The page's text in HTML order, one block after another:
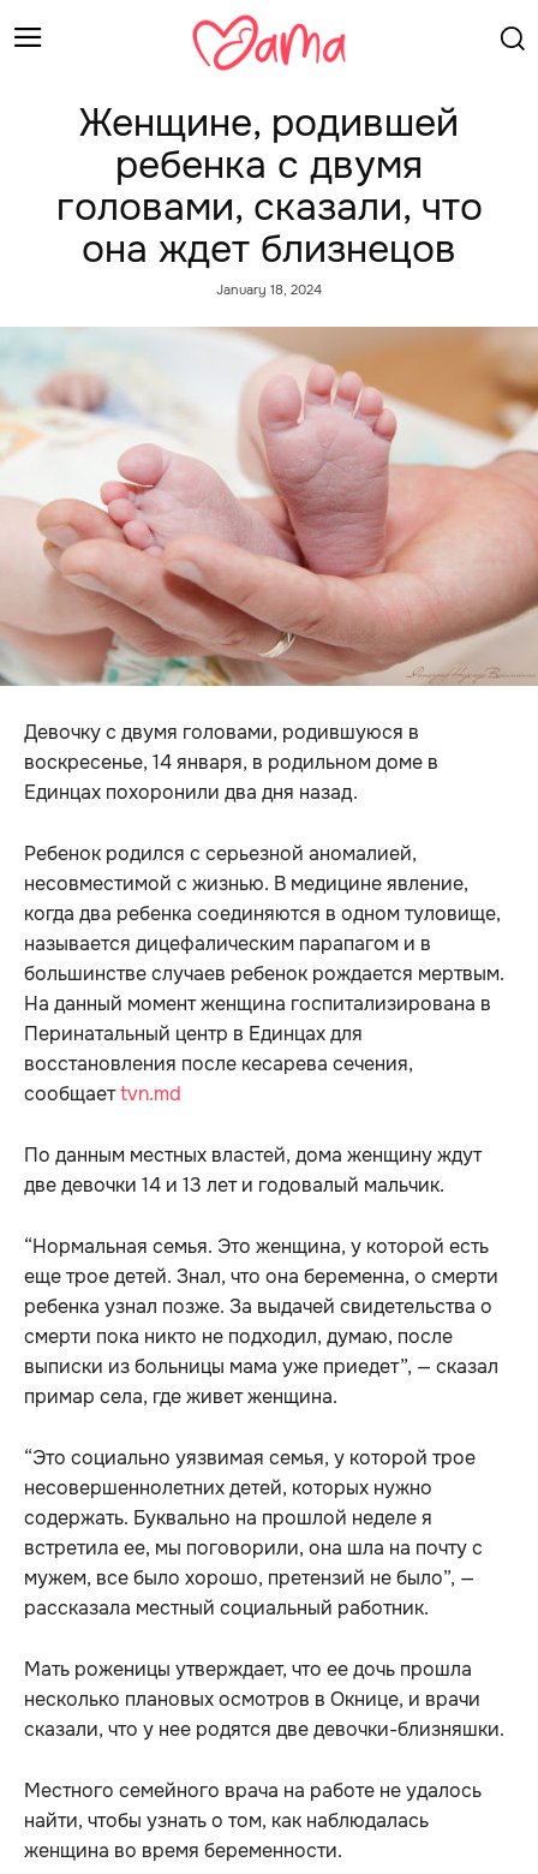
Женщине, родившей
ребенка с двумя
головами, сказали, что
она ждет близнецов
January 18, 2024
Девочку с двумя головами, родившуюся в
воскресенье, 14 января, в родильном доме в
Единцах похоронили два дня назад.
Ребенок родился с серьезной аномалией,
несовместимой с жизнью. В медицине явление,
когда два ребенка соединяются в одном туловище,
называется дицефалическим парапагом и в
большинстве случаев ребенок рождается мертвым.
На данный момент женщина госпитализирована в
Перинатальный центр в Единцах для
восстановления после кесарева сечения,
сообщаетtvn.md
По данным местных властей, дома женщину ждут
две девочки 14 и 13 лет и годовалый мальчик.
“Нормальная семья. Это женщина, у которой есть
еще трое детей. Знал, что она беременна, о смерти
ребенка узнал позже. За выдачей свидетельства о
смерти пока никто не подходил, думаю, после
выписки из больницы мама уже приедет”, — сказал
примар села, где живет женщина.
“Это социально уязвимая семья, у которой трое
несовершеннолетних детей, которых нужно
содержать. Буквально на прошлой неделе я
встретила ее, мы поговорили, она шла на почту с
мужем, все было хорошо, претензий не было”, —
рассказала местный социальный работник.
Мать роженицы утверждает, что ее дочь прошла
несколько плановых осмотров в Окнице, и врачи
сказали, что у нее родятся две девочки-близняшки.
Местного семейного врача на работе не удалось
найти, чтобы узнать о том, как наблюдалась
женщина во время беременности.